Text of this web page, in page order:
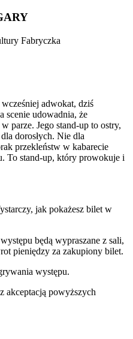
Fabryczka
adwokat, dziś
scenie udowadnia, że
parze. Jego stand-up to ostry,
dorosłych. Nie dla
przekleństw w kabarecie
To stand-up, który prowokuje i
jak pokażesz bilet w
będą wypraszane z sali,
pieniędzy za zakupiony bilet.
występu.
akceptacją powyższych